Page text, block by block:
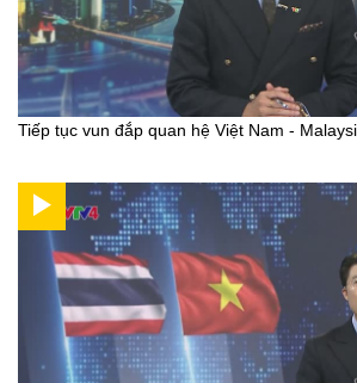
Tiếp tục vun đắp quan hệ Việt Nam -